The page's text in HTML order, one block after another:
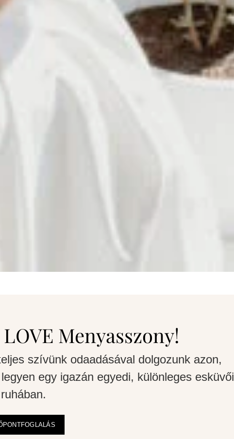
Menyasszony!
szívünk odaadásával dolgozunk azon,
egy igazán egyedi, különleges esküvői
ruhában.